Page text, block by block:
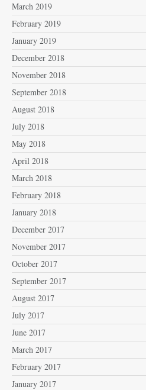
March 2019
February 2019
January 2019
December 2018
November 2018
September 2018
August 2018
July 2018
May 2018
April 2018
March 2018
February 2018
January 2018
December 2017
November 2017
October 2017
September 2017
August 2017
July 2017
June 2017
March 2017
February 2017
January 2017